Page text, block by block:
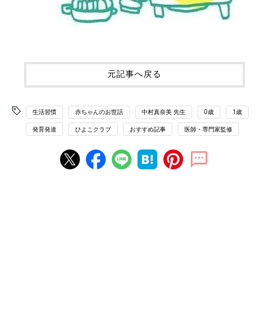
元記事へ戻る
生活習慣 赤ちゃんのお世話 中村真奈美 先生 0歳 1歳
発育発達 ひよこクラブ おすすめ記事 医師・専門家監修